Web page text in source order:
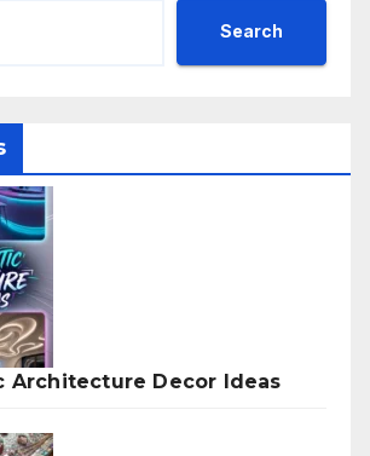
Search
Architecture Decor Ideas